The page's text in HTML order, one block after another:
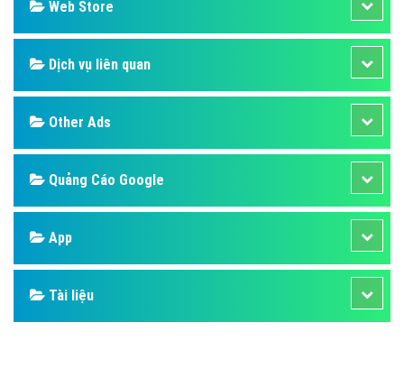
Design
SEO
Banner
Facebook
Google